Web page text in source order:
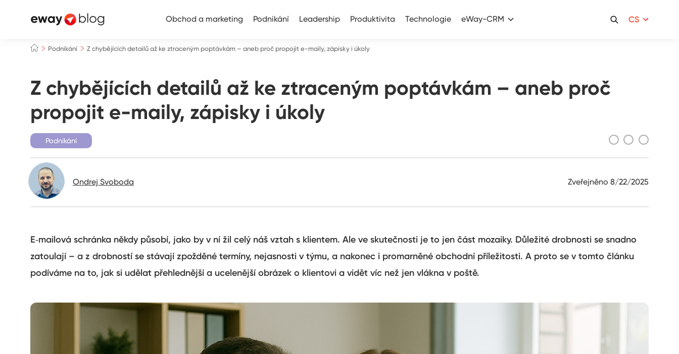
Obchod a marketing Podnikání Leadership Produktivita Technologie eWay-CRM CS
Podnikání Z chybějících detailů až ke ztraceným poptávkám – aneb proč propojit e-maily, zápisky i úkoly
Z chybějících detailů až ke ztraceným poptávkám – aneb proč
propojit e-maily, zápisky i úkoly
Podnikání
Ondrej Svoboda Zveřejněno 8/22/2025
E‑mailová schránka někdy působí, jako by v ní žil celý náš vztah s klientem. Ale ve skutečnosti je to jen část mozaiky. Důležité drobnosti se snadno
zatoulají – a z drobností se stávají zpožděné termíny, nejasnosti v týmu, a nakonec i promarněné obchodní příležitosti. A proto se v tomto článku
podíváme na to, jak si udělat přehlednější a ucelenější obrázek o klientovi a vidět víc než jen vlákna v poště.